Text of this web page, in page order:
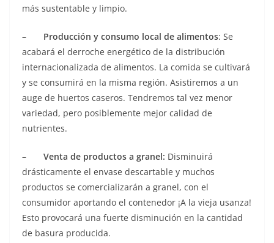
más sustentable y limpio.
– Producción y consumo local de alimentos: Se
acabará el derroche energético de la distribución
internacionalizada de alimentos. La comida se cultivará
y se consumirá en la misma región. Asistiremos a un
auge de huertos caseros. Tendremos tal vez menor
variedad, pero posiblemente mejor calidad de
nutrientes.
– Venta de productos a granel: Disminuirá
drásticamente el envase descartable y muchos
productos se comercializarán a granel, con el
consumidor aportando el contenedor ¡A la vieja usanza!
Esto provocará una fuerte disminución en la cantidad
de basura producida.